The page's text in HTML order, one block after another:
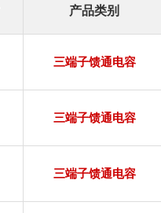
产品类别
三端子馈通电容
三端子馈通电容
三端子馈通电容